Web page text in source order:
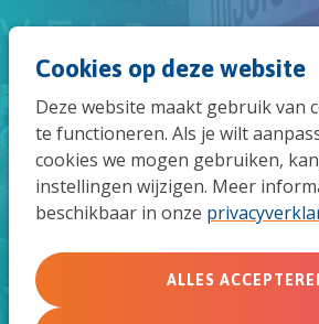
Cookies op deze website
Deze website maakt gebruik van
te functioneren. Als je wilt
cookies we mogen gebruiken,
instellingen wijzigen. Meer
beschikbaar in onze
ALLES
Over deze